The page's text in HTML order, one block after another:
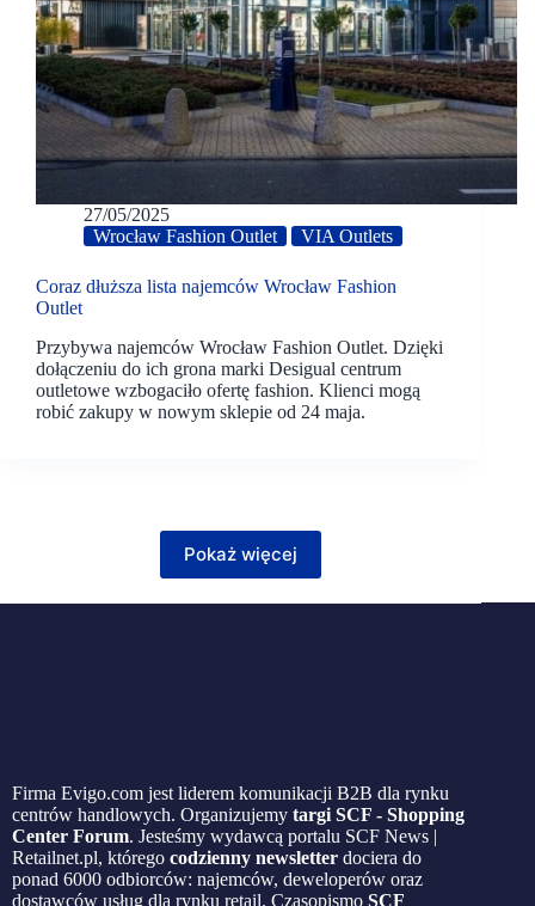
27/05/2025
Wrocław Fashion Outlet
VIA Outlets
Coraz dłuższa lista najemców Wrocław Fashion
Outlet
Przybywa najemców Wrocław Fashion Outlet. Dzięki
dołączeniu do ich grona marki Desigual centrum
outletowe wzbogaciło ofertę fashion. Klienci mogą
robić zakupy w nowym sklepie od 24 maja.
Pokaż więcej
Firma Evigo.com jest liderem komunikacji B2B dla rynku
centrów handlowych. Organizujemy targi SCF - Shopping
Center Forum. Jesteśmy wydawcą portalu SCF News |
Retailnet.pl, którego codzienny newsletter dociera do
ponad 6000 odbiorców: najemców, deweloperów oraz
dostawców usług dla rynku retail. Czasopismo SCF